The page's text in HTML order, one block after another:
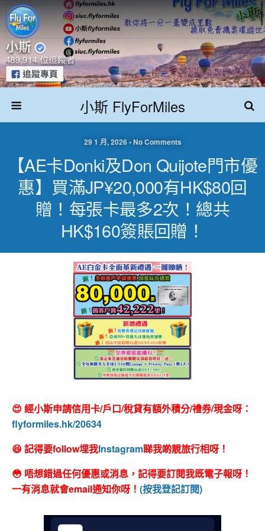
小斯 FlyForMiles
29 1 月, 2026 • No Comments
【AE卡Donki及Don Quijote門市優
惠】買滿JP¥20,000有HK$80回
贈！每張卡最多2次！總共
HK$160簽賬回贈！
😍 經小斯申請信用卡/戶口/稅貸有額外積分/禮券/現金呀：
flyformiles.hk/20634
😆 記得要follow埋我Instagram睇我啲靚旅行相呀！
😳 唔想錯過任何優惠或消息，記得要訂閱我既電子報呀！
一有消息就會email通知你呀！ (按我登記訂閱)